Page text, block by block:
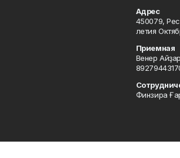
Адрес
450079,
летия
Приемная
Венер
Финзира